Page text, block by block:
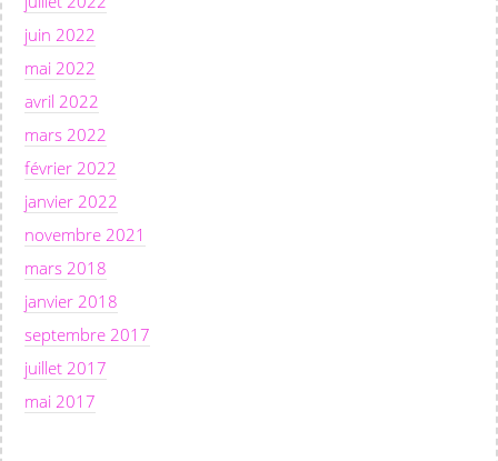
juin 2022
mai 2022
avril 2022
mars 2022
février 2022
janvier 2022
novembre 2021
mars 2018
janvier 2018
septembre 2017
juillet 2017
mai 2017